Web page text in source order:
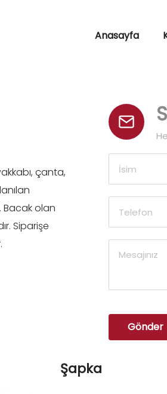
Anasayfa
çanta,
Bacak olan
Siparişe
Gönder
Şapka